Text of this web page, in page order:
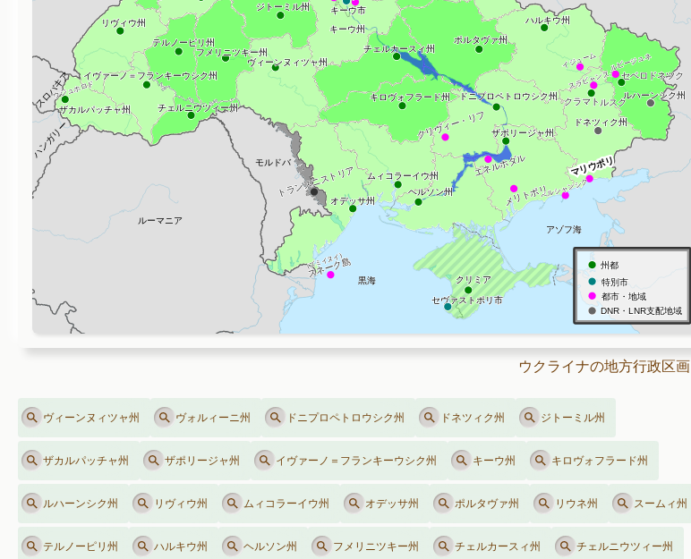
ウクライナの地方行政区画
ヴィーンヌィツャ州 ヴォルィーニ州 ドニプロペトロウシク州 ドネツィク州 ジトーミル州
ザカルパッチャ州 ザポリージャ州 イヴァーノ＝フランキーウシク州 キーウ州 キロヴォフラード州
ルハーンシク州 リヴィウ州 ムィコラーイウ州 オデッサ州 ポルタヴァ州 リウネ州 スームィ州
テルノーピリ州 ハルキウ州 ヘルソン州 フメリニツキー州 チェルカースィ州 チェルニウツィー州